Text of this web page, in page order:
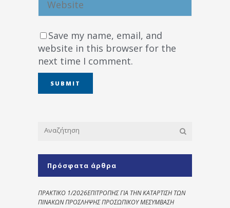
Save my name, email, and
website in this browser for the
next time I comment.
Πρόσφατα άρθρα
ΠΡΑΚΤΙΚΟ 1/2026ΕΠΙΤΡΟΠΗΣ ΓΙΑ ΤΗΝ ΚΑΤΑΡΤΙΣΗ ΤΩΝ
ΠΙΝΑΚΩΝ ΠΡΟΣΛΗΨΗΣ ΠΡΟΣΩΠΙΚΟΥ ΜΕΣΥΜΒΑΣΗ